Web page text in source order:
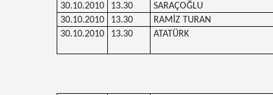
30.10.2010
13.30
SARAÇOĞLU
30.10.2010
13.30
RAMİZ TURAN
30.10.2010
13.30 ATATÜRK